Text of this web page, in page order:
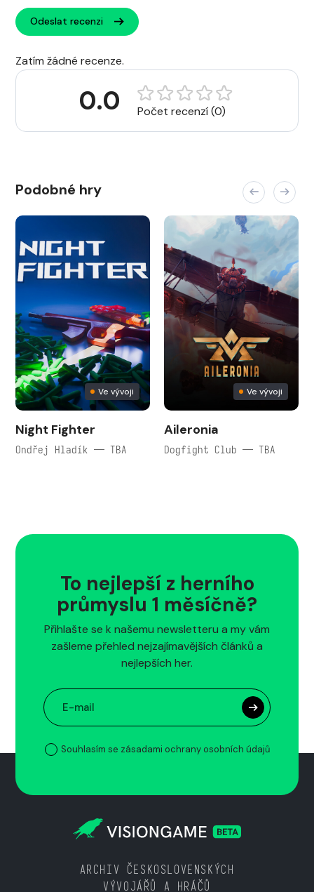
Odeslat recenzi
Zatím žádné recenze.
0.0 Počet recenzí (0)
Podobné hry
Ve vývoji
Night Fighter
Ondřej Hladík — TBA
Ve vývoji
Aileronia
Dogfight Club — TBA
To nejlepší z herního
průmyslu 1 měsíčně?
Přihlašte se k našemu newsletteru a my vám
zašleme přehled nejzajímavějších článků a
nejlepších her.
Souhlasím se zásadami ochrany osobních údajů
ARCHIV ČESKOSLOVENSKÝCH
VÝVOJÁŘŮ A HRÁČŮ